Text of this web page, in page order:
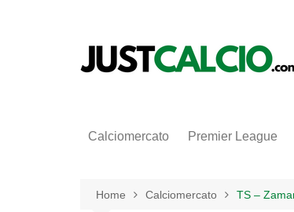
Calciomercato Premier League
Home Calciomercato TS –